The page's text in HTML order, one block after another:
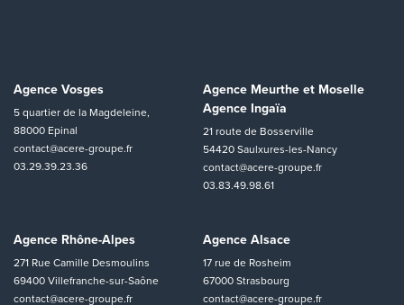
Agence Vosges
5 quartier de la Magdeleine,
88000 Epinal
contact@acere-groupe.fr
03.29.39.23.36
Agence Meurthe et Moselle
Agence Ingaïa
21 route de Bosserville
54420 Saulxures-les-Nancy
contact@acere-groupe.fr
03.83.49.98.61
Agence Rhône-Alpes
271 Rue Camille Desmoulins
69400 Villefranche-sur-Saône
contact@acere-groupe.fr
Agence Alsace
17 rue de Rosheim
67000 Strasbourg
contact@acere-groupe.fr